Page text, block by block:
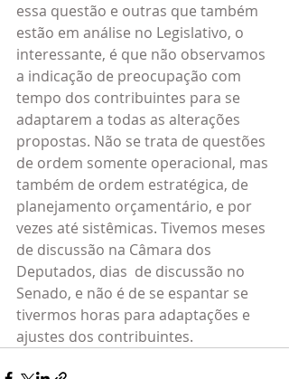
essa questão e outras que também
estão em análise no Legislativo, o
interessante, é que não observamos
a indicação de preocupação com
tempo dos contribuintes para se
adaptarem a todas as alterações
propostas. Não se trata de questões
de ordem somente operacional, mas
também de ordem estratégica, de
planejamento orçamentário, e por
vezes até sistêmicas. Tivemos meses
de discussão na Câmara dos
Deputados, dias  de discussão no
Senado, e não é de se espantar se
tivermos horas para adaptações e
ajustes dos contribuintes.